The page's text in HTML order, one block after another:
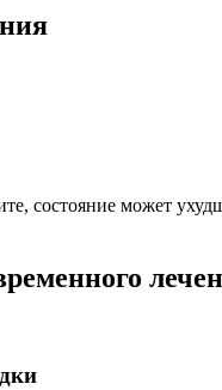
, состояние может